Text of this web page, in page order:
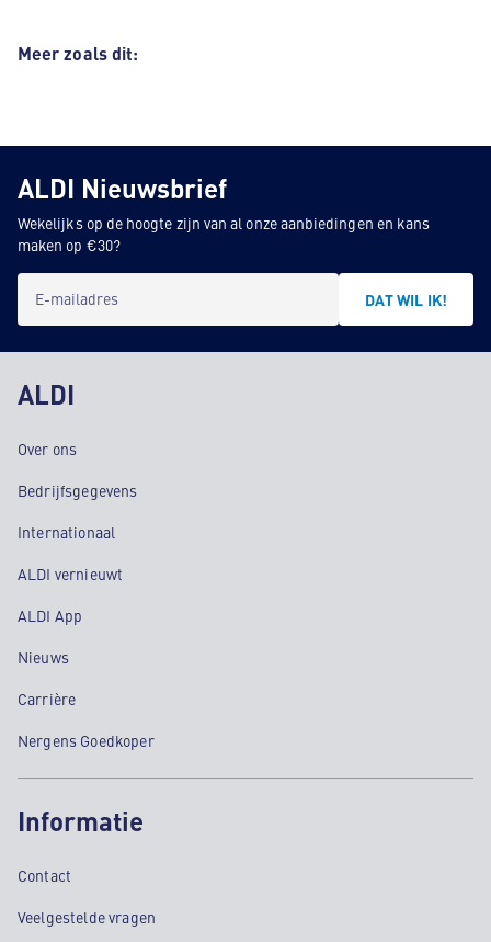
Meer zoals dit:
ALDI Nieuwsbrief
Wekelijks op de hoogte zijn van al onze aanbiedingen en kans
maken op €30?
E-mailadres DAT WIL IK!
ALDI
Over ons
Bedrijfsgegevens
Internationaal
ALDI vernieuwt
ALDI App
Nieuws
Carrière
Nergens Goedkoper
Informatie
Contact
Veelgestelde vragen